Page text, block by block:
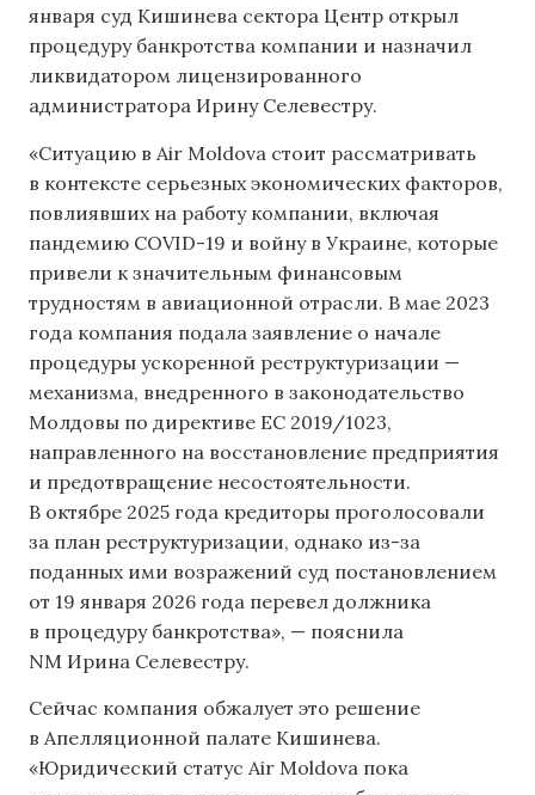
января суд Кишинева сектора Центр открыл
процедуру банкротства компании и назначил
ликвидатором лицензированного
администратора Ирину Селевестру.
«Ситуацию в Air Moldova стоит рассматривать
в контексте серьезных экономических факторов,
повлиявших на работу компании, включая
пандемию COVID-19 и войну в Украине, которые
привели к значительным финансовым
трудностям в авиационной отрасли. В мае 2023
года компания подала заявление о начале
процедуры ускоренной реструктуризации —
механизма, внедренного в законодательство
Молдовы по директиве ЕС 2019/1023,
направленного на восстановление предприятия
и предотвращение несостоятельности.
В октябре 2025 года кредиторы проголосовали
за план реструктуризации, однако из-за
поданных ими возражений суд постановлением
от 19 января 2026 года перевел должника
в процедуру банкротства», — пояснила
NM Ирина Селевестру.
Сейчас компания обжалует это решение
в Апелляционной палате Кишинева.
«Юридический статус Air Moldova пока